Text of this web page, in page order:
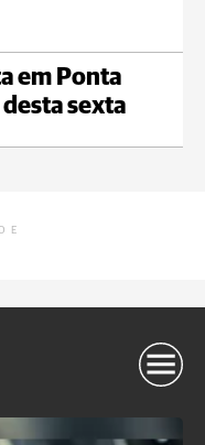
em Ponta
desta sexta